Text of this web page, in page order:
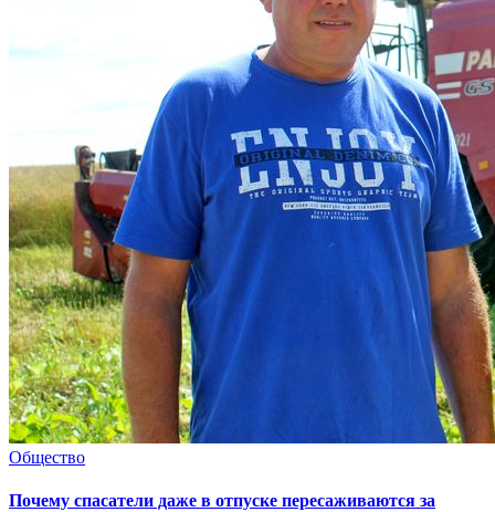
Общество
Почему спасатели даже в отпуске пересаживаются за